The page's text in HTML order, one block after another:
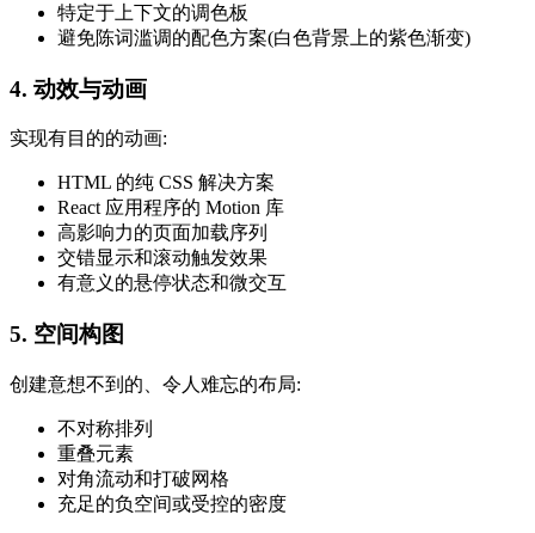
特定于上下文的调色板
避免陈词滥调的配色方案(白色背景上的紫色渐变)
4. 动效与动画
实现有目的的动画:
HTML 的纯 CSS 解决方案
React 应用程序的 Motion 库
高影响力的页面加载序列
交错显示和滚动触发效果
有意义的悬停状态和微交互
5. 空间构图
创建意想不到的、令人难忘的布局:
不对称排列
重叠元素
对角流动和打破网格
充足的负空间或受控的密度